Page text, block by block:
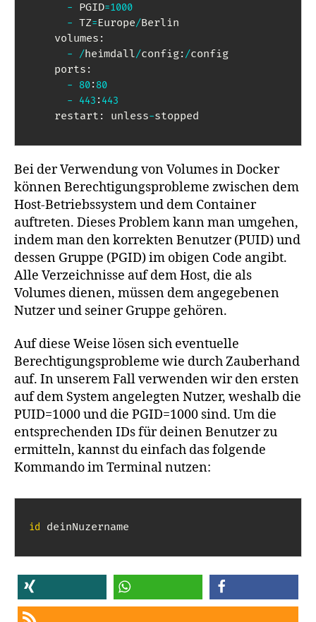
-
PGID=1000
-
TZ=Europe/Berlin
    volumes
:
-
/heimdall/config:/config
    ports
:
-
80:80
-
443 :443
    restart
: unless-stopped
Bei der Verwendung von Volumes in Docker
können Berechtigungsprobleme zwischen dem
Host-Betriebssystem und dem Container
auftreten. Dieses Problem kann man umgehen,
indem man den korrekten Benutzer (PUID) und
dessen Gruppe (PGID) im obigen Code angibt.
Alle Verzeichnisse auf dem Host, die als
Volumes dienen, müssen dem angegebenen
Nutzer und seiner Gruppe gehören.
Auf diese Weise lösen sich eventuelle
Berechtigungsprobleme wie durch Zauberhand
auf. In unserem Fall verwenden wir den ersten
auf dem System angelegten Nutzer, weshalb die
PUID=1000 und die PGID=1000 sind. Um die
entsprechenden IDs für deinen Benutzer zu
ermitteln, kannst du einfach das folgende
Kommando im Terminal nutzen:
id deinNuzername
teilen